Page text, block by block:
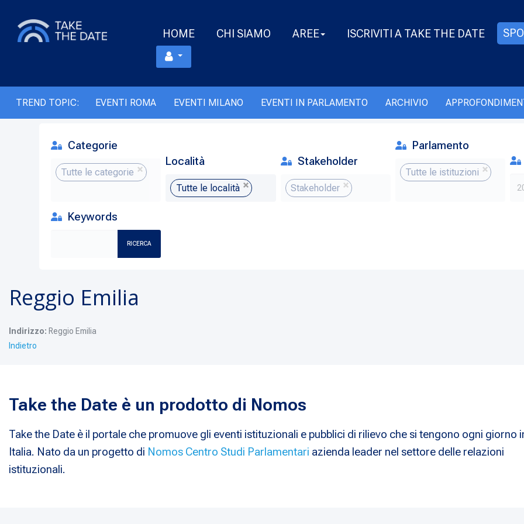
HOME CHI SIAMO AREE ISCRIVITI A TAKE THE DATE
TREND TOPIC: EVENTI ROMA EVENTI MILANO EVENTI IN PARLAMENTO ARCHIVIO
Categorie
Tutte le categorie
Località
Tutte le località
Stakeholder
Stakeholder
Parlamento
Tutte le istituzioni
Keywords
RICERCA
Reggio Emilia
Indirizzo: Reggio Emilia
Indietro
Take the Date è un prodotto di Nomos
Take the Date è il portale che promuove gli eventi istituzionali e pubblici di rilievo che si tengono ogni giorno
Italia. Nato da un progetto di Nomos Centro Studi Parlamentari azienda leader nel settore delle relazioni
istituzionali.